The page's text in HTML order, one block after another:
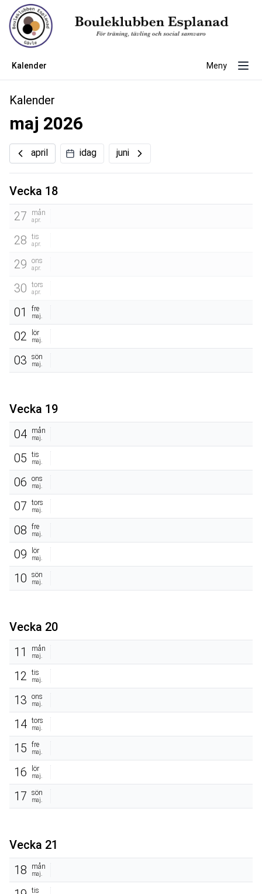
Kalender Meny
Kalender
maj 2026
april idag juni
Vecka 18
27
mån
apr.
28 tis
apr.
29 ons
apr.
30 tors
apr.
01 fre
maj.
02 lör
maj.
03 sön
maj.
Vecka 19
04
mån
maj.
05 tis
maj.
06 ons
maj.
07 tors
maj.
08 fre
maj.
09 lör
maj.
10 sön
maj.
Vecka 20
11
mån
maj.
12 tis
maj.
13 ons
maj.
14 tors
maj.
15 fre
maj.
16 lör
maj.
17 sön
maj.
Vecka 21
18
mån
maj.
tis